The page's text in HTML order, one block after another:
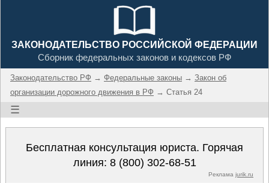
ЗАКОНОДАТЕЛЬСТВО РОССИЙСКОЙ ФЕДЕРАЦИИ
Сборник федеральных законов и кодексов РФ
Законодательство РФ → Федеральные законы → Закон об
организации дорожного движения в РФ → Статья 24
☰
Бесплатная консультация юриста. Горячая
линия: 8 (800) 302-68-51
Реклама jurik.ru